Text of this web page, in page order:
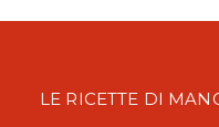
LE RICETTE DI